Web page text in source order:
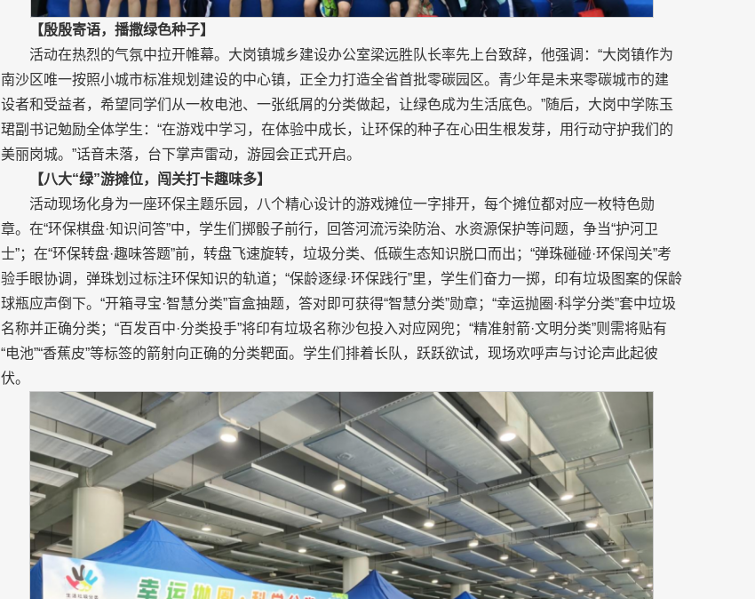
【殷殷寄语，播撒绿色种子】
活动在热烈的气氛中拉开帷幕。大岗镇城乡建设办公室梁远胜队长率先上台致辞，他强调：“大岗镇作为
南沙区唯一按照小城市标准规划建设的中心镇，正全力打造全省首批零碳园区。青少年是未来零碳城市的建
设者和受益者，希望同学们从一枚电池、一张纸屑的分类做起，让绿色成为生活底色。”随后，大岗中学陈玉
珺副书记勉励全体学生：“在游戏中学习，在体验中成长，让环保的种子在心田生根发芽，用行动守护我们的
美丽岗城。”话音未落，台下掌声雷动，游园会正式开启。
【八大“绿”游摊位，闯关打卡趣味多】
活动现场化身为一座环保主题乐园，八个精心设计的游戏摊位一字排开，每个摊位都对应一枚特色勋
章。在“环保棋盘·知识问答”中，学生们掷骰子前行，回答河流污染防治、水资源保护等问题，争当“护河卫
士”；在“环保转盘·趣味答题”前，转盘飞速旋转，垃圾分类、低碳生态知识脱口而出；“弹珠碰碰·环保闯关”考
验手眼协调，弹珠划过标注环保知识的轨道；“保龄逐绿·环保践行”里，学生们奋力一掷，印有垃圾图案的保龄
球瓶应声倒下。“开箱寻宝·智慧分类”盲盒抽题，答对即可获得“智慧分类”勋章；“幸运抛圈·科学分类”套中垃圾
名称并正确分类；“百发百中·分类投手”将印有垃圾名称沙包投入对应网兜；“精准射箭·文明分类”则需将贴有
“电池”“香蕉皮”等标签的箭射向正确的分类靶面。学生们排着长队，跃跃欲试，现场欢呼声与讨论声此起彼
伏。